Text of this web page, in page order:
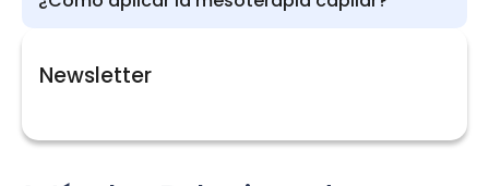
Newsletter